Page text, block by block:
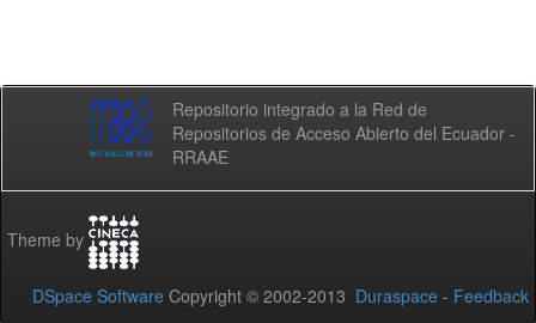
Repositorio integrado a la Red de
Repositorios de Acceso Abierto del Ecuador -
RRAAE
Theme by
DSpace Software Copyright © 2002-2013 Duraspace - Feedback